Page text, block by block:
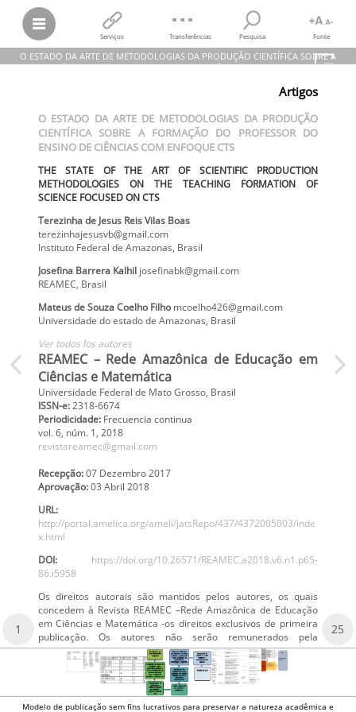
Serviços Transferências Pesquisa Fonte
O ESTADO DA ARTE DE METODOLOGIAS DA PRODUÇÃO CIENTÍFICA SOBRE A
FORMAÇÃO DO PROFESSOR DO ENSINO DE CIÊNCIAS COM ENFOQUE CTS
Terezinha de Jesus Reis Vilas Boas; Josefina Barrera Kalhil; Mateus de
O ESTADO DA ARTE DE METODOLOGIAS DA PRODUÇÃO CIENTÍFICA
SOBRE A FORMAÇÃO DO PROFESSOR DO ENSINO DE CIÊNCIAS COM
ENFOQUE CTS
METHODOLOGIES ON THE TEACHING FORMATION OF SCIENCE
FOCUSED ON CTS
REAMEC – Rede Amazônica de Educação em Ciências e Matemática,
vol.6, núm. 1, 2018
Universidade Federal de Mato Grosso
Artigos
O ESTADO DA ARTE DE METODOLOGIAS DA PRODUÇÃO
CIENTÍFICA SOBRE A FORMAÇÃO DO PROFESSOR DO
ENSINO DE CIÊNCIAS COM ENFOQUE CTS
THE STATE OF THE ART OF SCIENTIFIC PRODUCTION
METHODOLOGIES ON THE TEACHING FORMATION OF
SCIENCE FOCUSED ON CTS
Terezinha de Jesus Reis Vilas Boas
terezinhajesusvb@gmail.com
Instituto Federal de Amazonas, Brasil
Josefina Barrera Kalhil josefinabk@gmail.com
REAMEC, Brasil
Mateus de SouzaCoelho Filho mcoelho426@gmail.com
Universidade do estado de Amazonas, Brasil
Ver todos los autores
REAMEC – Rede Amazônica de Educação em
Ciências e Matemática
Universidade Federal de Mato Grosso, Brasil
ISSN-e:2318-6674
Periodicidade: Frecuencia continua
vol. 6
, núm. 1, 2018
revistareamec@gmail.com
Recepção:
07 Dezembro 2017
Aprovação:
03 Abril 2018
URL:
http://portal.amelica.org/ameli/jatsRepo/437/4372005003/inde
x.html
DOI: https://doi.org/10.26571/REAMEC.a2018.v6.n1.p65-
86.i5958
Os direitos autorais são mantidos pelos autores, os quais
concedem à Revista REAMEC –Rede Amazônica de Educação
em Ciências e Matemática -os direitos exclusivos de primeira
publicação. Os autores não serão remunerados pela
1 25
Modelo de publicação sem fins lucrativos para preservar a natureza acadêmica e